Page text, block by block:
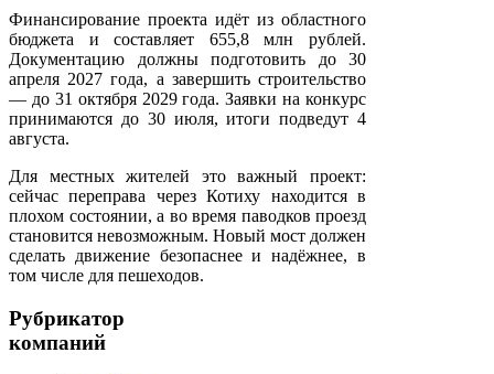
Финансирование проекта идёт из областного
бюджета и составляет 655,8 млн рублей.
Документацию должны подготовить до 30
апреля 2027 года, а завершить строительство
— до 31 октября 2029 года. Заявки на конкурс
принимаются до 30 июля, итоги подведут 4
августа.
Для местных жителей это важный проект:
сейчас переправа через Котиху находится в
плохом состоянии, а во время паводков проезд
становится невозможным. Новый мост должен
сделать движение безопаснее и надёжнее, в
том числе для пешеходов.
Рубрикатор
компаний